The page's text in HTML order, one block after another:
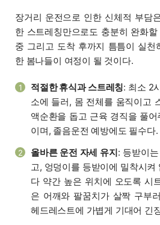
장거리 운전으로 인한 신체적 부담
한 스트레칭만으로도 충분히 완화
중 그리고 도착 후까지 틈틈이 실천
한 봄나들이 여정이 될 것이다.
1 적절한 휴식과 스트레칭: 최소 2
소에 들러, 몸 전체를 움직이고
액순환을 돕고 근육 경직을 풀
이며, 졸음운전 예방에도 필수다.
2 올바른 운전 자세 유지: 등받이
고, 엉덩이를 등받이에 밀착시켜
다 약간 높은 위치에 오도록 시
은 어깨와 팔꿈치가 살짝 구부
헤드레스트에 가볍게 기대어 긴